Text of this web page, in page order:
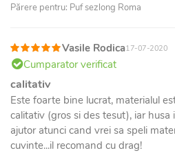
Părere pentru: Puf sezlong Roma
Vasile Rodica17-07-2020
Cumparator verificat
calitativ
Este foarte bine lucrat, materialul
calitativ (gros si des tesut), iar
ajutor atunci cand vrei sa speli
cuvinte...il recomand cu drag!